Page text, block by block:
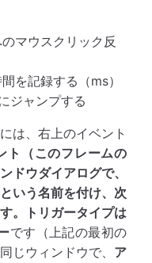
マウスクリック反
を記録する（ms）
ジャンプする
は、右上のイベント
ト（このフレームの
ドウダイアログで、
いう名前を付け、次
。トリガータイプは
です（上記の最初の
じウィンドウで、 ア